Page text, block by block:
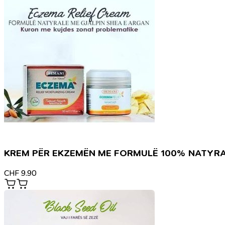
KREM PËR EKZEMËN ME FORMULË 100%
CHF 9.90